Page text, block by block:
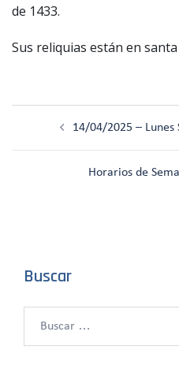
de 1433.
Sus reliquias están en
14/04/2025 – Lunes
Horarios de
Buscar